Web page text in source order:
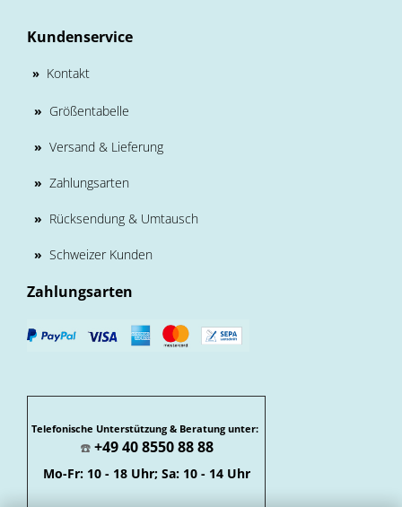
Kundenservice
» Kontakt
» Größentabelle
» Versand & Lieferung
» Zahlungsarten
» Rücksendung & Umtausch
» Schweizer Kunden
Zahlungsarten
Telefonische Unterstützung & Beratung unter:
☎️ +49 40 8550 88 88
Mo-Fr: 10 - 18 Uhr; Sa: 10 - 14 Uhr